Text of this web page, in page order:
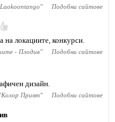
Laokoontango" Подобни сайтове
на локациите, конкурси.
- Плодив" Подобни сайтове
дизайн.
Колор Принт" Подобни сайтове